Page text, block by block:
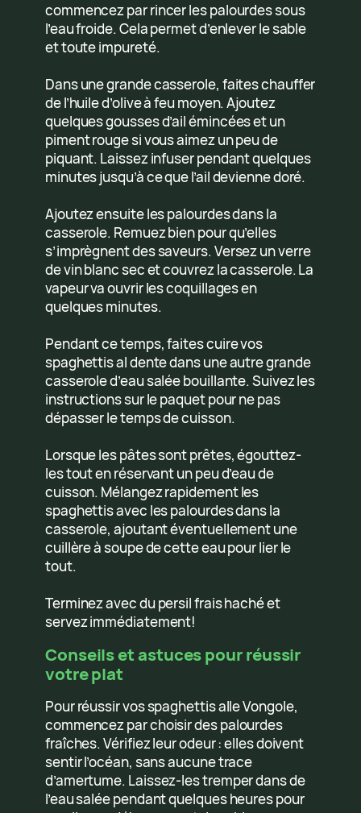
commencez par rincer les palourdes sous
l’eau froide. Cela permet d’enlever le sable
et toute impureté.
Dans une grande casserole, faites chauffer
de l’huile d’olive à feu moyen. Ajoutez
quelques gousses d’ail émincées et un
piment rouge si vous aimez un peu de
piquant. Laissez infuser pendant quelques
minutes jusqu’à ce que l’ail devienne doré.
Ajoutez ensuite les palourdes dans la
casserole. Remuez bien pour qu’elles
s’imprègnent des saveurs. Versez un verre
de vin blanc sec et couvrez la casserole. La
vapeur va ouvrir les coquillages en
quelques minutes.
Pendant ce temps, faites cuire vos
spaghettis al dente dans une autre grande
casserole d’eau salée bouillante. Suivez les
instructions sur le paquet pour ne pas
dépasser le temps de cuisson.
Lorsque les pâtes sont prêtes, égouttez-
les tout en réservant un peu d’eau de
cuisson. Mélangez rapidement les
spaghettis avec les palourdes dans la
casserole, ajoutant éventuellement une
cuillère à soupe de cette eau pour lier le
tout.
Terminez avec du persil frais haché et
servez immédiatement!
Conseils et astuces pour réussir
votre plat
Pour réussir vos spaghettis alle Vongole,
commencez par choisir des palourdes
fraîches. Vérifiez leur odeur : elles doivent
sentir l’océan, sans aucune trace
d’amertume. Laissez-les tremper dans de
l’eau salée pendant quelques heures pour